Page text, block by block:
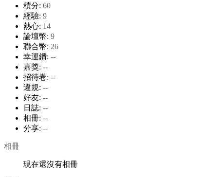
積分: 60
經驗: 9
熱心: 14
論壇幣: 9
聯合幣: 26
幸運鑽: --
嘉獎: --
招待卷: --
違規: --
好友: --
日誌: --
相冊: --
分享: --
相冊
現在還沒有相冊